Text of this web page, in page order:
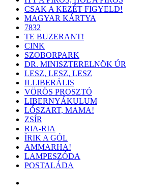
CSAK A KEZÉT FIGYELD!
MAGYAR KÁRTYA
7832
TE BUZERANT!
CINK
SZOBORPARK
DR. MINISZTERELNÖK ÚR
LESZ, LESZ, LESZ
ILLIBERÁLIS
VÖRÖS PROSZTÓ
LIBERNYÁKULUM
LÓSZART, MAMA!
ZSÍR
RIA-RIA
ÍRIK A GÓL
AMMARHA!
LAMPESZÓDA
POSTALÁDA